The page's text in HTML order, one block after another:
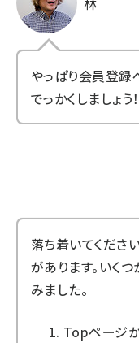
やっぱり会員登録
でっかくしましょう！
落ち着いてくださ
があります。いく
みました。
Topページ